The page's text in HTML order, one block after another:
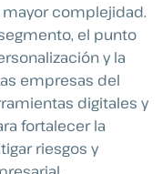
complejidad.
el punto
y la
empresas del
digitales y
fortalecer la
riesgos y